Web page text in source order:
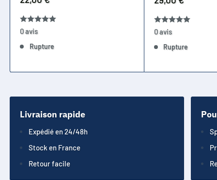
réduit
0 avis
Rupture
réduit
0 avis
Rupture
Livraison rapide
Expédié en 24/48h
Stock en France
Retour facile